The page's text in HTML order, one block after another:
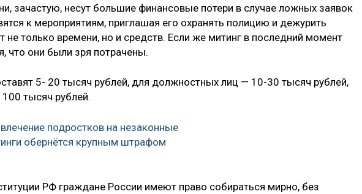
зачастую, несут большие финансовые потери в случае ложных заявок
к мероприятиям, приглашая его охранять полицию и дежурить
не только времени, но и средств. Если же митинг в последний момент
что они были зря потрачены.
5- 20 тысяч рублей, для должностных лиц — 10-30 тысяч рублей,
тысяч рублей.
подростков на незаконные
обернётся крупным штрафом
РФ граждане России имеют право собираться мирно, без